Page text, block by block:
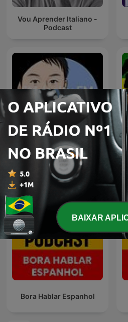
Vou Aprender Italiano -
Podcast
ソルティFM /salty FM
#seedvoice
Bora Hablar Espanhol
BAIXAR